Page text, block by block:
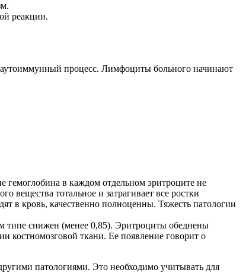
реакции.
аутоиммунный процесс. Лимфоциты больного начинают
гемоглобина в каждом отдельном эритроците не
тотальное и затрагивает все ростки
в кровь, качественно полноценны. Тяжесть патологии
типе снижен (менее 0,85). Эритроциты обеднены
костномозговой ткани. Ее появление говорит о
патологиями. Это необходимо учитывать для